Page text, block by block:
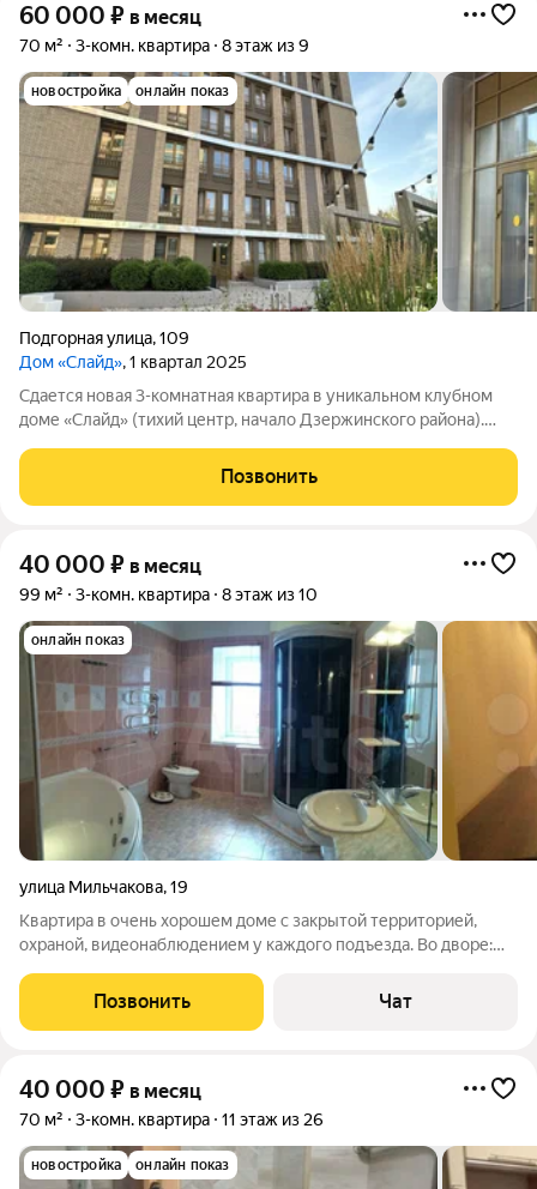
60 000 ₽ в месяц
70 м² 3-комн. квартира 8 этаж из 9
новостройка онлайн показ
Подгорная улица,109
Дом «Слайд», 1 квартал 2025
Сдается новая 3-комнатная квартира в уникальном клубном
доме «Слайд» (тихий центр, начало Дзержинского района).
«Зодчество ВРН». Главные фишки дома: Эксплуатируемая
терраса на крыше с лаунж-зоной
Позвонить
40 000 ₽ в месяц
99 м² 3-комн. квартира 8 этаж из 10
онлайн показ
улица Мильчакова,19
Квартира в очень хорошем доме с закрытой территорией,
охраной, видеонаблюдением у каждого подъезда. Во дворе:
развитая инфраструктура, хоккейная коробка, Сбербанк,
магазины всех торговых
Позвонить Чат
40 000 ₽ в месяц
70 м² 3-комн. квартира 11 этаж из 26
новостройка онлайн показ